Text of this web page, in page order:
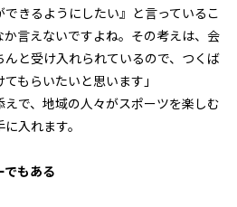
きるようにしたい』と言っているこ
言えないですよね。その考えは、会
と受け入れられているので、つくば
もらいたいと思います」
で、地域の人々がスポーツを楽しむ
入れます。
でもある